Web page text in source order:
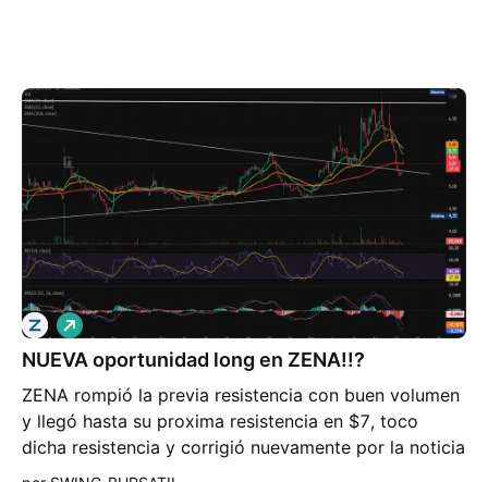
NUEVA oportunidad long en ZENA!!?
ZENA rompió la previa resistencia con buen volumen
y llegó hasta su proxima resistencia en $7, toco
dicha resistencia y corrigió nuevamente por la noticia
de la tensión USA - CHINA (la cual parece haberse
L
a
r
o